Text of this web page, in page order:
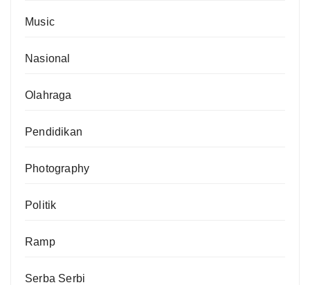
Music
Nasional
Olahraga
Pendidikan
Photography
Politik
Ramp
Serba Serbi